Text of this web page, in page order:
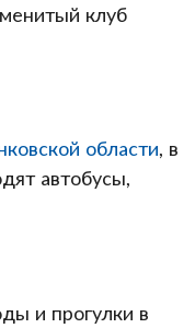
клуб
области, в
автобусы,
и прогулки в